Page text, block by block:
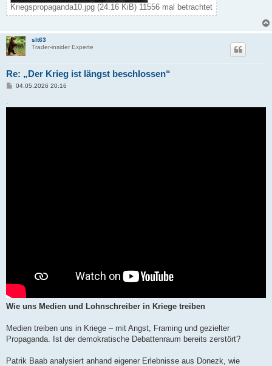
Kriegspropaganda10.jpg (24.16 KiB) 11556 mal betrachtet
slt63
Trader-insider Experte
Re: „Der Krieg ist längst beschlossen“
B
t
04.05.2026 20:16
Wie uns Medien und Lohnschreiber in Kriege treiben
Medien treiben uns in Kriege – mit Angst, Framing und gezielter
Propaganda. Ist der demokratische Debattenraum bereits zerstört?
Patrik Baab analysiert anhand eigener Erlebnisse aus Donezk, wie